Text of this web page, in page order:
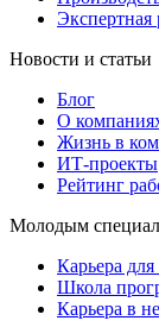
Экспертная
Новости и статьи
Блог
О
Жизнь в
ИТ-проекты
Рейтинг
Молодым
Карьера
Школа
Карьера в